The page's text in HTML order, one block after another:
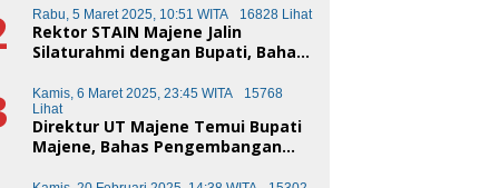
Rabu, 5 Maret 2025, 10:51 WITA 16828 Lihat
Rektor STAIN Majene Jalin
Silaturahmi dengan Bupati, Bahas
Kamis, 6 Maret 2025, 23:45 WITA
15768
Lihat
Direktur UT Majene Temui Bupati
Majene, Bahas Pengembangan